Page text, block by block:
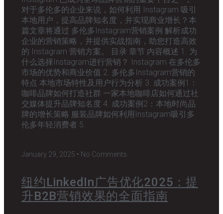
对于多伦多的企业来说，如何利用 Instagram 吸引
本地用户，提高品牌知名度，并实现商业增长？本
篇文章将通过 多伦多Instagram营销案例 解析成功
企业的营销策略，并提供实战指南，助您打造高效
的 Instagram 营销方案。 目录 章节 内容概述 1. 为
什么选择Instagram进行营销？ Instagram 在多伦多
市场的优势和商业价值 2. 多伦多Instagram营销的
特点 本地市场特性及用户行为分析 3. 成功案例1：
咖啡品牌如何打造社群 一家本地咖啡店如何通过社
交媒体提升品牌知名度 4. 成功案例2：本地时尚品
牌的增长策略 服装品牌如何利用Instagram吸引多
伦多年轻消费者 5.
January 29, 2025 No Comments
纽约LinkedIn广告优化2025：提
升B2B营销效果的全面指南